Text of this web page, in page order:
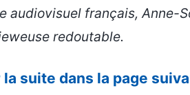
audiovisuel français, Anne-
redoutable.
la suite dans la page